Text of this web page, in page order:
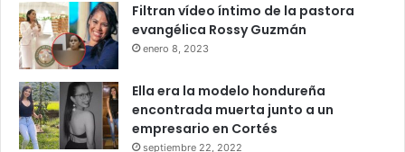
Filtran vídeo íntimo de la pastora
evangélica Rossy Guzmán
enero 8, 2023
Ella era la modelo hondureña
encontrada muerta junto a un
empresario en Cortés
septiembre 22, 2022